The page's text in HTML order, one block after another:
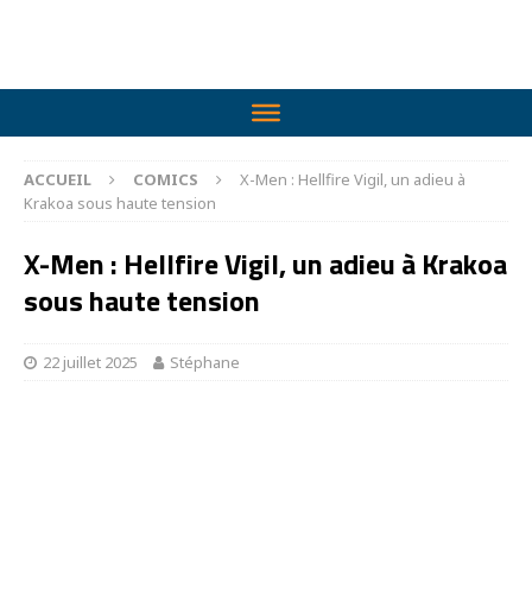
ACCUEIL COMICS
X-Men : Hellfire Vigil, un adieu à
Krakoa sous haute tension
X-Men : Hellfire Vigil, un adieu à Krakoa
sous haute tension
22 juillet 2025 Stéphane